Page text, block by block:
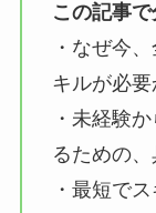
この記事
・なぜ今
キルが必要
・未経験
るための
・最短で